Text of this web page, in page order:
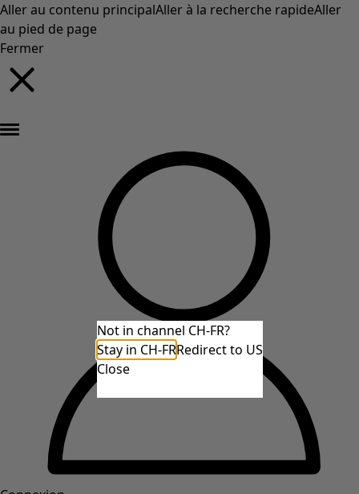
Aller au contenu principalAller à la recherche rapideAller
au pied de page
Fermer
Not in channel CH-FR?
Stay in CH-FRRedirect to US
Close